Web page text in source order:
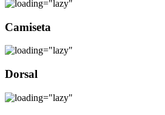
Camiseta
Dorsal